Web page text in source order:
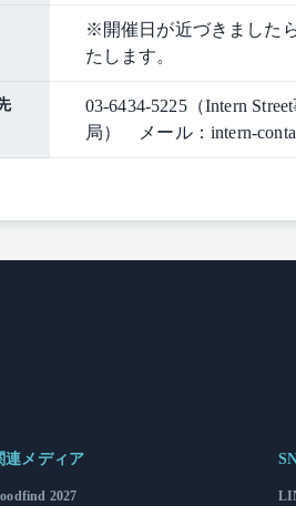
※開催日が近づきました
たします。
03-6434-5225（Intern
局） メール：intern-
連メディア
2027